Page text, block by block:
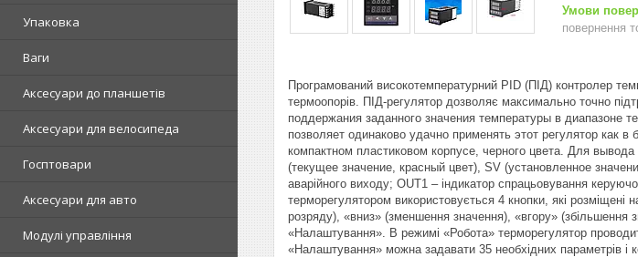
Упаковка
Ваги
Аксесуари до планшетів
Аксесуари для велосипеда
Госптовари
Аксесуари для авто
Модулі управління
повернення
Програмований високотемпературний PID (ПІД) контролер
термоопорів. ПІД-регулятор дозволяє максимально точно
поддержания заданного значения температуры в диапазоне
позволяет одинаково удачно применять этот регулятор
компактном пластиковом корпусе, черного цвета. Для
(текущее значение, красный цвет), SV (установленное
аварійного виходу; OUT1 – індикатор спрацьовування
терморегулятором використовується 4 кнопки, які
розряду), «вниз» (зменшення значення), «вгору»
«Налаштування». В режимі «Робота» терморегулятор
«Налаштування» можна задавати 35 необхідних параметрів і